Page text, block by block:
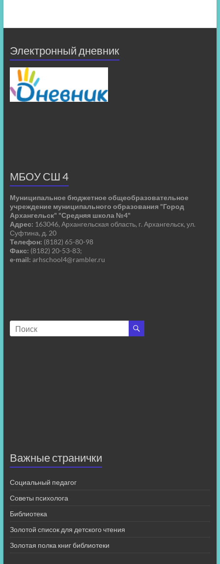
Электронный дневник
МБОУ СШ 4
Муниципальное бюджетное общеобразовательное
учреждение муниципального образования "Город
Архангельск" "Средняя школа №4"
Адрес: 163046, Архангельская область, г. Архангельск, ул.
Суфтина, д. 20
Телефон: (8182) 65-80-98
Факс: (8182) 20-53-83;
e-mail: arhschool4@rambler.ru
Важные странички
Социальный педагог
Советы психолога
Библиотека
Золотой список для детского чтения
Золотая полка книг библиотеки